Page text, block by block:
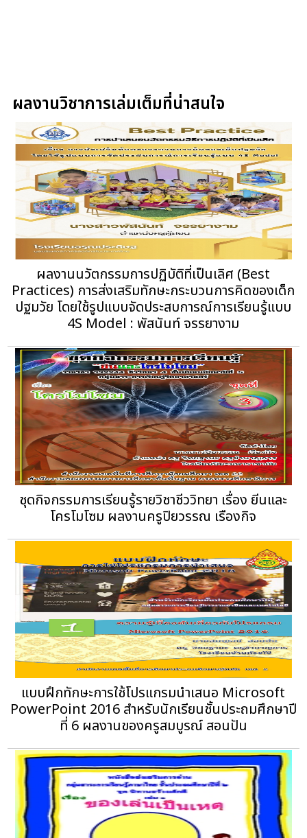
ผลงานวิชาการเล่มเต็มที่น่าสนใจ
ผลงานนวัตกรรมการปฏิบัติที่เป็นเลิศ (Best
Practices) การส่งเสริมทักษะกระบวนการคิดของเด็ก
ปฐมวัย โดยใช้รูปแบบจัดประสบการณ์การเรียนรู้แบบ
4S Model : พัสนันท์ จรรยางาม
ชุดกิจกรรมการเรียนรู้รายวิชาชีววิทยา เรื่อง ยีนและ
โครโมโซม ผลงานครูปิยวรรณ เรืองกิจ
แบบฝึกทักษะการใช้โปรแกรมนำเสนอ Microsoft
PowerPoint 2016 สำหรับนักเรียนชั้นประถมศึกษาปี
ที่ 6 ผลงานของครูสมบูรณ์ สอนปัน